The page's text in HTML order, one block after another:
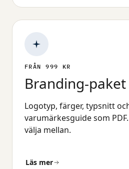
FRÅN 999 KR
Branding-paket
Logotyp, färger, typsnitt
varumärkesguide som
välja mellan.
Läs mer